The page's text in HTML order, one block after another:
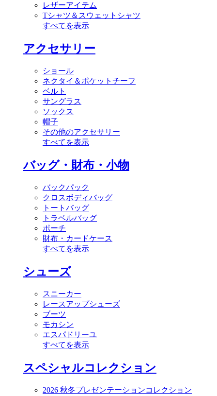
レザーアイテム
Tシャツ＆スウェットシャツ
すべてを表示
アクセサリー
ショール
ネクタイ＆ポケットチーフ
ベルト
サングラス
ソックス
帽子
その他のアクセサリー
すべてを表示
バッグ・財布・小物
バックパック
クロスボディバッグ
トートバッグ
トラベルバッグ
ポーチ
財布・カードケース
すべてを表示
シューズ
スニーカー
レースアップシューズ
ブーツ
モカシン
エスパドリーユ
すべてを表示
スペシャルコレクション
2026 秋冬プレゼンテーションコレクション